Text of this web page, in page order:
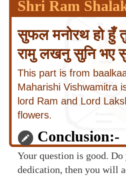
Shri Ram
सुफल मनोरथ हो हुँ
रामु लखनु सुनि भए
This part is from
Maharishi Vishwamitra
lord Ram and Lord
flowers.
Conclusion:-
Your question is good.
dedication, then you will